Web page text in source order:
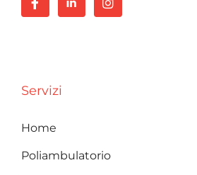
Servizi
Home
Poliambulatorio